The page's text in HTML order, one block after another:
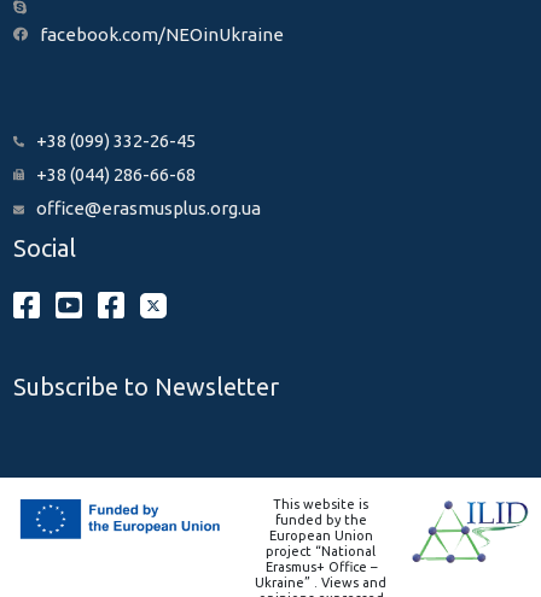
facebook.com/NEOinUkraine
+38 (099) 332-26-45
+38 (044) 286-66-68
office@erasmusplus.org.ua
Social
Subscribe to Newsletter
This website is
funded by the
European Union
project “National
Erasmus+ Office –
Ukraine” . Views and